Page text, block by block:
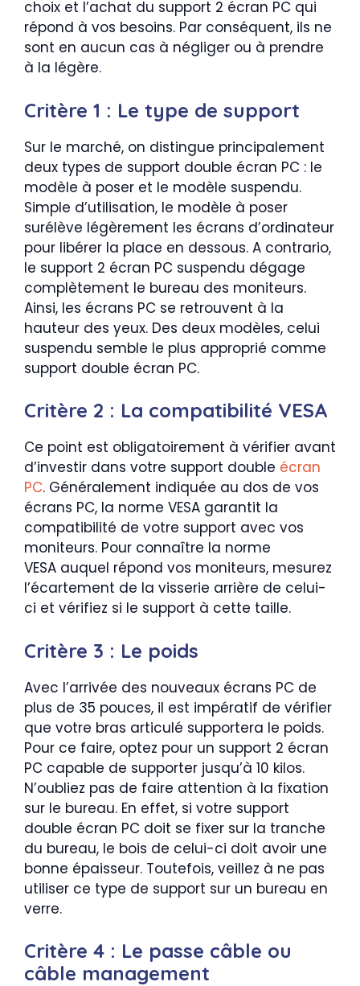
choix et l’achat du support 2 écran PC qui
répond à vos besoins. Par conséquent, ils ne
sont en aucun cas à négliger ou à prendre
à la légère.
Critère 1 : Le type de support
Sur le marché, on distingue principalement
deux types de support double écran PC : le
modèle à poser et le modèle suspendu.
Simple d’utilisation, le modèle à poser
surélève légèrement les écrans d’ordinateur
pour libérer la place en dessous. A contrario,
le support 2 écran PC suspendu dégage
complètement le bureau des moniteurs.
Ainsi, les écrans PC se retrouvent à la
hauteur des yeux. Des deux modèles, celui
suspendu semble le plus approprié comme
support double écran PC.
Critère 2 : La compatibilité VESA
Ce point est obligatoirement à vérifier avant
d’investir dans votre support double écran
PC. Généralement indiquée au dos de vos
écrans PC, la norme VESA garantit la
compatibilité de votre support avec vos
moniteurs. Pour connaître la norme
VESA auquel répond vos moniteurs, mesurez
l’écartement de la visserie arrière de celui-
ci et vérifiez si le support à cette taille.
Critère 3 : Le poids
Avec l’arrivée des nouveaux écrans PC de
plus de 35 pouces, il est impératif de vérifier
que votre bras articulé supportera le poids.
Pour ce faire, optez pour un support 2 écran
PC capable de supporter jusqu’à 10 kilos.
N’oubliez pas de faire attention à la fixation
sur le bureau. En effet, si votre support
double écran PC doit se fixer sur la tranche
du bureau, le bois de celui-ci doit avoir une
bonne épaisseur. Toutefois, veillez à ne pas
utiliser ce type de support sur un bureau en
verre.
Critère 4 : Le passe câble ou
câble management